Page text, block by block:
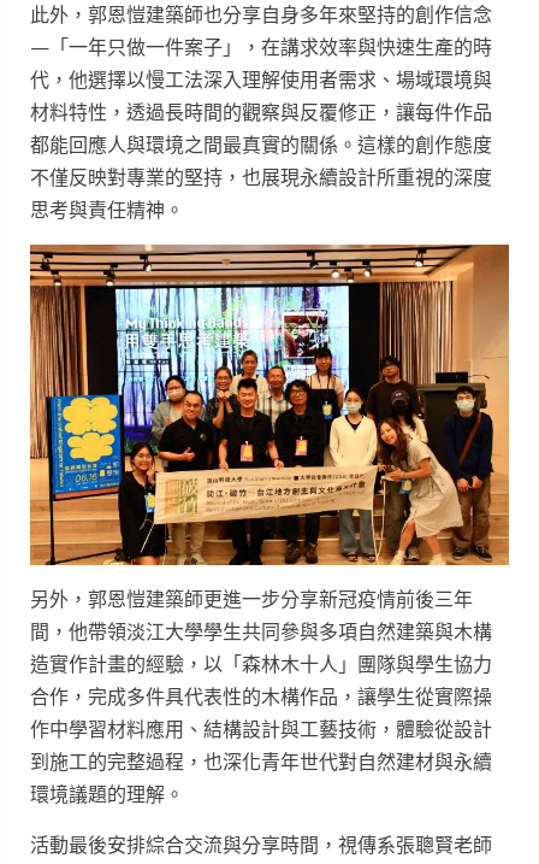
此外，郭恩愷建築師也分享自身多年來堅持的創作信念
—「一年只做一件案子」，在講求效率與快速生產的時
代，他選擇以慢工法深入理解使用者需求、場域環境與
材料特性，透過長時間的觀察與反覆修正，讓每件作品
都能回應人與環境之間最真實的關係。這樣的創作態度
不僅反映對專業的堅持，也展現永續設計所重視的深度
思考與責任精神。
另外，郭恩愷建築師更進一步分享新冠疫情前後三年
間，他帶領淡江大學學生共同參與多項自然建築與木構
造實作計畫的經驗，以「森林木十人」團隊與學生協力
合作，完成多件具代表性的木構作品，讓學生從實際操
作中學習材料應用、結構設計與工藝技術，體驗從設計
到施工的完整過程，也深化青年世代對自然建材與永續
環境議題的理解。
活動最後安排綜合交流與分享時間，視傳系張聰賢老師